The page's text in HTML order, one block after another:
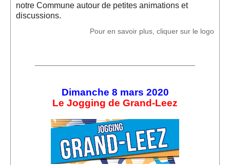
Location de Salle à l'Espace Grand-Leez
Description de la location
Salle du 2d étage (Photos)
Reportages photographiques
notre Commune autour de petites animations et
discussions.
Pour en savoir plus, cliquer sur le logo
Dimanche 8 mars 2020
Le Jogging de Grand-Leez